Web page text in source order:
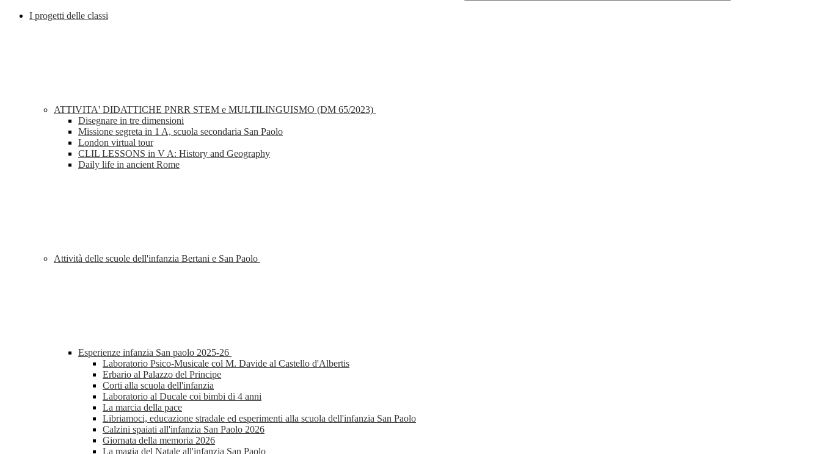
I progetti delle classi
ATTIVITA' DIDATTICHE PNRR STEM e MULTILINGUISMO (DM 65/2023)
Disegnare in tre dimensioni
Missione segreta in 1 A, scuola secondaria San Paolo
London virtual tour
CLIL LESSONS in V A: History and Geography
Daily life in ancient Rome
Attività delle scuole dell'infanzia Bertani e San Paolo
Esperienze infanzia San paolo 2025-26
Laboratorio Psico-Musicale col M. Davide al Castello d'Albertis
Erbario al Palazzo del Principe
Corti alla scuola dell'infanzia
Laboratorio al Ducale coi bimbi di 4 anni
La marcia della pace
Libriamoci, educazione stradale ed esperimenti alla scuola dell'infanzia San Paolo
Calzini spaiati all'infanzia San Paolo 2026
Giornata della memoria 2026
La magia del Natale all'infanzia San Paolo